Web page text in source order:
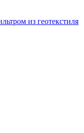
из геотекстиля